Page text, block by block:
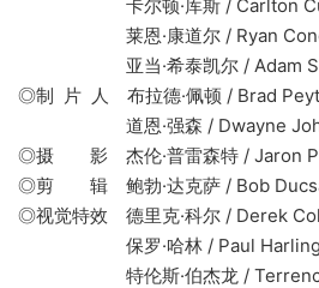
卡尔顿·库斯 / Carlton
莱恩·康道尔 / Ryan
亚当·希泰凯尔 / Adam
◎制 片 人 布拉德·佩顿 / Brad
道恩·强森 / Dwayne
◎摄 影 杰伦·普雷森特 / Jaron
◎剪 辑 鲍勃·达克萨 / Bob
◎视觉特效 德里克·科尔 / Derek
保罗·哈林 / Paul Harling
特伦斯·伯杰龙 / Terrence